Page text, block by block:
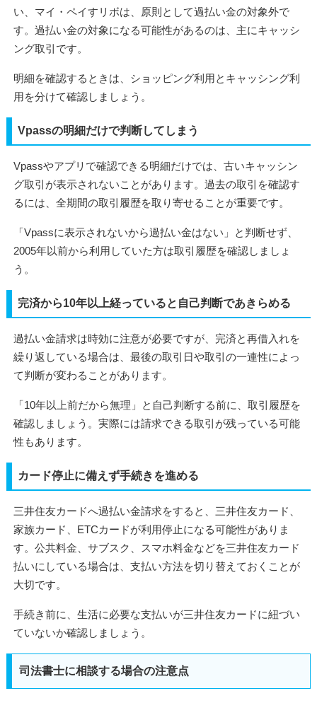
い、マイ・ペイすリボは、原則として過払い金の対象外で
す。過払い金の対象になる可能性があるのは、主にキャッシ
ング取引です。
明細を確認するときは、ショッピング利用とキャッシング利
用を分けて確認しましょう。
Vpassの明細だけで判断してしまう
Vpassやアプリで確認できる明細だけでは、古いキャッシン
グ取引が表示されないことがあります。過去の取引を確認す
るには、全期間の取引履歴を取り寄せることが重要です。
「Vpassに表示されないから過払い金はない」と判断せず、
2005年以前から利用していた方は取引履歴を確認しましょ
う。
完済から10年以上経っていると自己判断であきらめる
過払い金請求は時効に注意が必要ですが、完済と再借入れを
繰り返している場合は、最後の取引日や取引の一連性によっ
て判断が変わることがあります。
「10年以上前だから無理」と自己判断する前に、取引履歴を
確認しましょう。実際には請求できる取引が残っている可能
性もあります。
カード停止に備えず手続きを進める
三井住友カードへ過払い金請求をすると、三井住友カード、
家族カード、ETCカードが利用停止になる可能性がありま
す。公共料金、サブスク、スマホ料金などを三井住友カード
払いにしている場合は、支払い方法を切り替えておくことが
大切です。
手続き前に、生活に必要な支払いが三井住友カードに紐づい
ていないか確認しましょう。
司法書士に相談する場合の注意点